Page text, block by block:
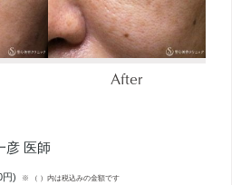
After
彦 医師
円) ※ （ ）内は税込みの金額です